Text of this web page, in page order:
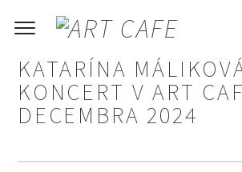
KATARÍNA
KONCERT V ART
DECEMBRA 2024